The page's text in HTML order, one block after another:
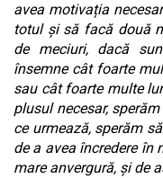
avea motivația
totul și să facă două
de meciuri, dacă
însemne cât foarte
sau cât foarte multe
plusul necesar,
ce urmează, sperăm
de a avea încredere în
mare anvergură, și de